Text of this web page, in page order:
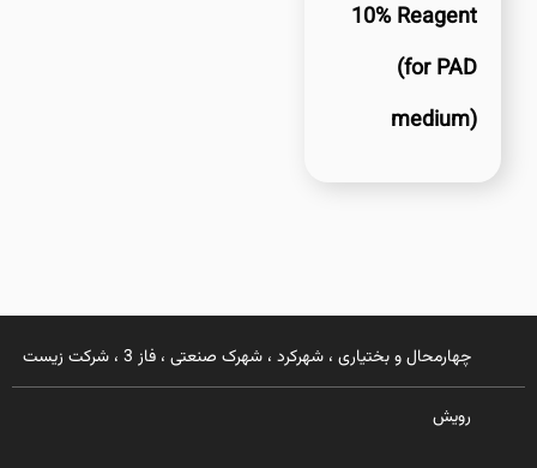
10% Reagent
(for PAD
medium)
چهارمحال و بختیاری ، شهرکرد ، شهرک صنعتی ، فاز 3 ، شرکت زیست
رویش